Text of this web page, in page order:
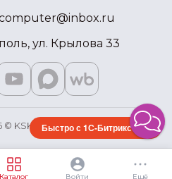
Каталог Войти Ещё
ул. Крылова 33
© KSKSHOP.RUБыстро с 1С-Битрикс